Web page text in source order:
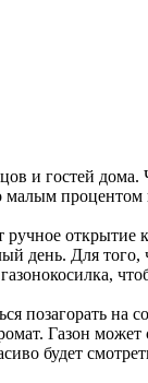
и гостей
малым процентом
ручное открытие
день. Для того,
позагорать на
Газон
будет